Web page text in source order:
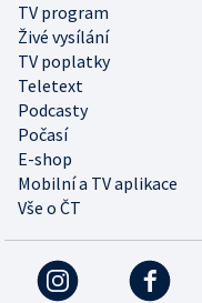
TV program
Živé vysílání
TV poplatky
Teletext
Podcasty
Počasí
E-shop
Mobilní a TV aplikace
Vše o ČT